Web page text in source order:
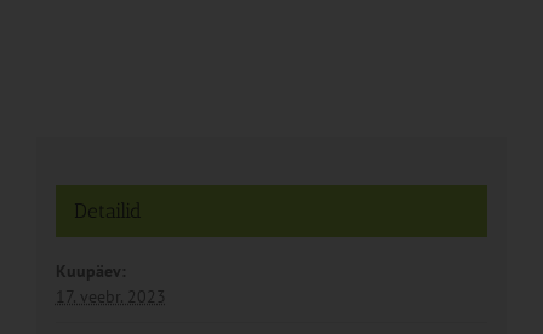
Detailid
Kuupäev:
17. veebr. 2023